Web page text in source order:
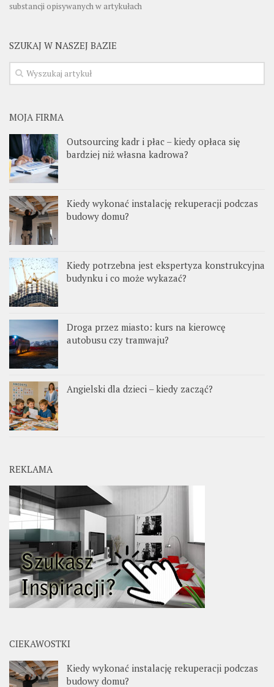
substancji opisywanych w artykułach
SZUKAJ W NASZEJ BAZIE
MOJA FIRMA
Outsourcing kadr i płac – kiedy opłaca się
bardziej niż własna kadrowa?
Kiedy wykonać instalację rekuperacji podczas
budowy domu?
Kiedy potrzebna jest ekspertyza konstrukcyjna
budynku i co może wykazać?
Droga przez miasto: kurs na kierowcę
autobusu czy tramwaju?
Angielski dla dzieci – kiedy zacząć?
REKLAMA
CIEKAWOSTKI
Kiedy wykonać instalację rekuperacji podczas
budowy domu?